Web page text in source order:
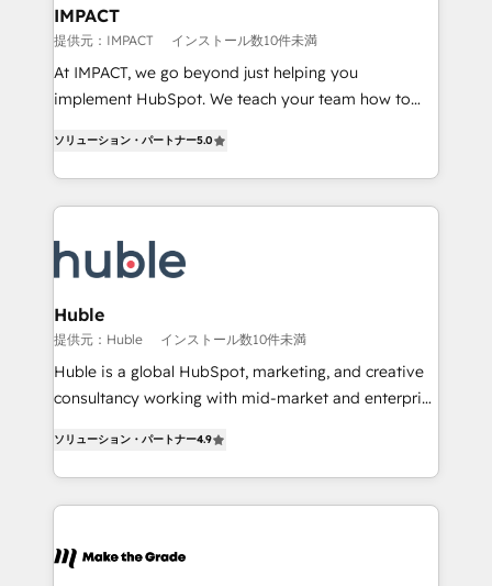
Integration templates that put HubSpot in the center
of your tech stack, syncing... 🛍️ Shopify or
WooCommerce 💲 Stripe or Paypal 💰 Sage or
Netsuite 🤖 Google or Microsoft ✍️ DocuSign or
the rare Advanced "Custom Integrations"
Accreditation, securely sync data across... 🔄 any
new HubSpot portal with Advanced Website and
CRM Migrations using our in-house "HubScrub" Tool.
IMPACT
提供元：IMPACT インストール数10件未満
At IMPACT, we go beyond just helping you
implement HubSpot. We teach your team how to
System™ (the next evolution of They Ask, You
Answer), we’re the only HubSpot partner built
entirely around coaching and training. That means
skills, processes, and internal team you need to
attract the right buyers, close deals faster, and grow
without outside dependencies. You’ll learn how to: •
Set up, audit, and organize your HubSpot portal •
Get your sales team fully using HubSpot • Track
pipeline and revenue across the entire buyer journey
growth • Create content and videos that attract
buyers • Use AI to scale smarter Our coaching-led
lasts. So if you're ready to become the most trusted
voice in your market, let’s talk.
ソリューション・パートナー5.0
Huble
提供元：Huble インストール数10件未満
Huble is a global HubSpot, marketing, and creative
consultancy working with mid-market and enterprise
the strategy, processes, and teams that turn
HubSpot into a genuine growth engine. Named
HubSpot's Global Partner of the Year in 2024,
worldwide, and with over 15 years in the ecosystem,
ソリューション・パートナー4.9